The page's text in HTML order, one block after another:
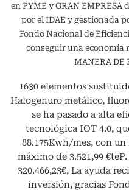
en PYME y GRAN
por el IDAE y gestionada
Fondo Nacional de
conseguir una economía
MANERA DE
1630 elementos
Halogenuro metálico,
se ha pasado a alta
tecnológica IOT 4.0,
88.175Kwh/mes, con
máximo de 3.521,99
320.466,23€, La ayuda
inversión, gracias